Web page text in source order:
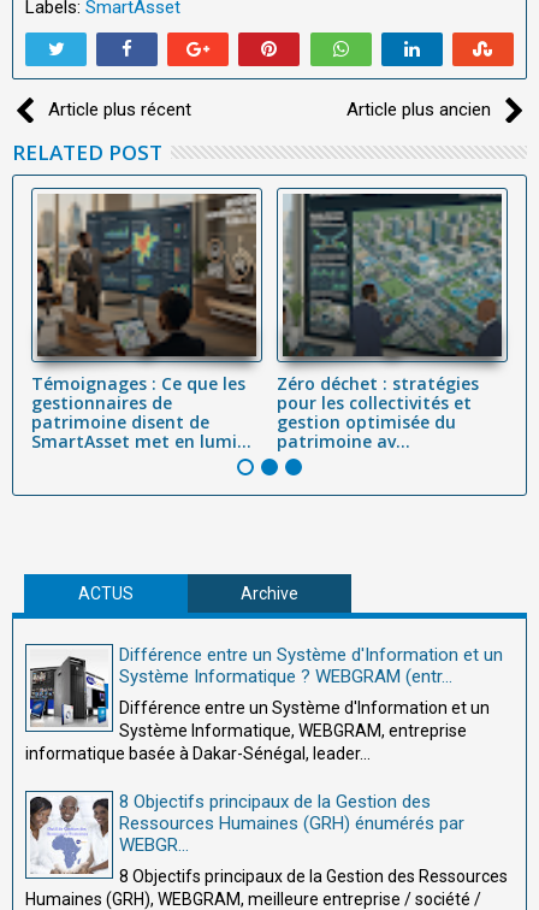
Labels: SmartAsset
Article plus récent Article plus ancien
RELATED POST
Témoignages : Ce que les
gestionnaires de
patrimoine disent de
SmartAsset met en lumi...
Zéro déchet : stratégies
pour les collectivités et
gestion optimisée du
patrimoine av...
ACTUS Archive
Différence entre un Système d'Information et un
Système Informatique ? WEBGRAM (entr...
Différence entre un Système d'Information et un
Système Informatique, WEBGRAM, entreprise
informatique basée à Dakar-Sénégal, leader...
8 Objectifs principaux de la Gestion des
Ressources Humaines (GRH) énumérés par
WEBGR...
8 Objectifs principaux de la Gestion des Ressources
Humaines (GRH), WEBGRAM, meilleure entreprise / société /